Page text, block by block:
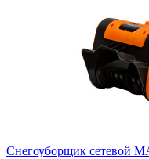
Снегоуборщик сетевой